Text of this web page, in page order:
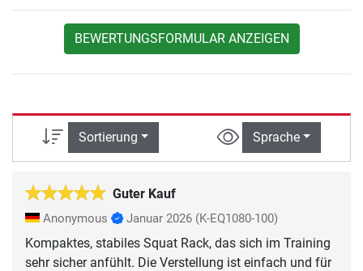
BEWERTUNGSFORMULAR ANZEIGEN
Sortierung Sprache
Guter Kauf
Anonymous Januar 2026 (K-EQ1080-100)
Kompaktes, stabiles Squat Rack, das sich im Training
sehr sicher anfühlt. Die Verstellung ist einfach und für